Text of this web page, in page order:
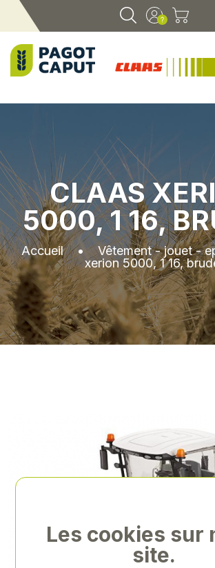
CLAAS
5000, 1 16,
Accueil• Vêtement - jouet -
xerion 5000, 1 16,
Les cookies sur
site.